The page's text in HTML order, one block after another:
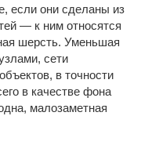
если они сделаны из
— к ним относятся
шерсть. Уменьшая
сети
в точности
в качестве фона
малозаметная